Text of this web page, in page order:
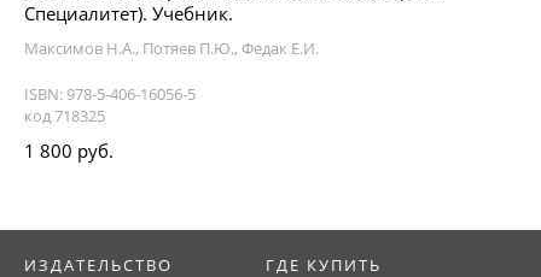
Специалитет). Учебник.
Максимов Н.А., Потяев П.Ю., Федак Е.И.
ISBN: 978-5-406-16056-5
код 718325
1 800 руб.
ИЗДАТЕЛЬСТВО ГДЕ КУПИТЬ